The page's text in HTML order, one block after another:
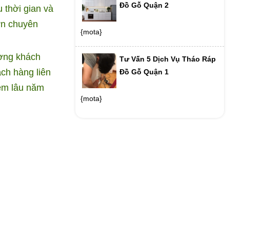
thời gian và
chuyên
khách
hàng liên
lâu năm
Đồ Gỗ Quận 2
{mota}
Tư Vấn 5 Dịch Vụ Tháo Ráp
Đồ Gỗ Quận 1
{mota}